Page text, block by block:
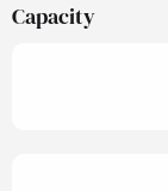
Capacity